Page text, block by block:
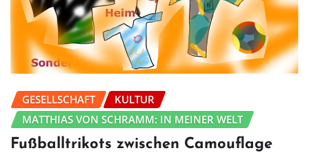
GESELLSCHAFT
KULTUR
MATTHIAS VON SCHRAMM: IN MEINER WELT
Fußballtrikots zwischen Camouflage